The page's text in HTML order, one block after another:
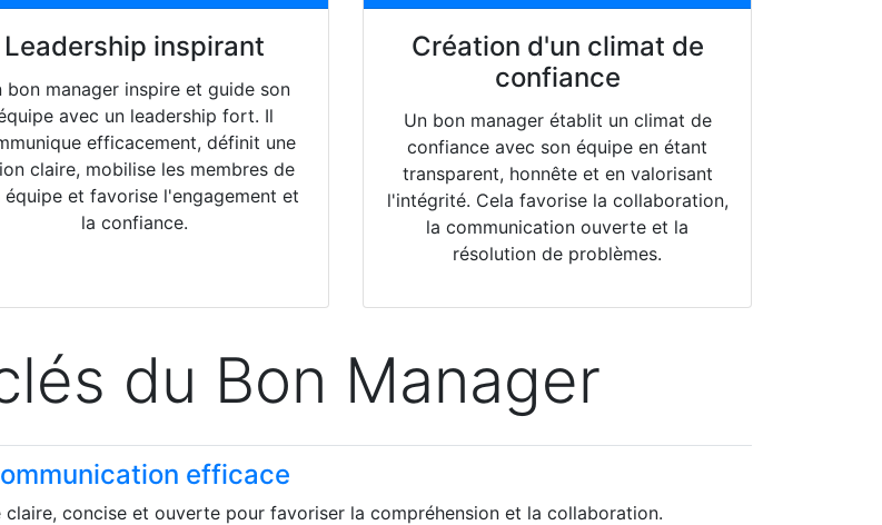
Leadership inspirant
bon manager inspire et guide son
avec un leadership fort. Il
efficacement, définit une
claire, mobilise les membres de
équipe et favorise l'engagement et
la confiance.
Création d'un climat de
confiance
Un bon manager établit un climat de
confiance avec son équipe en étant
transparent, honnête et en valorisant
l'intégrité. Cela favorise la collaboration,
la communication ouverte et la
résolution de problèmes.
du Bon Manager
efficace
concise et ouverte pour favoriser la compréhension et la collaboration.